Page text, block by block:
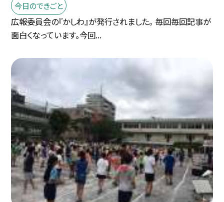
今日のできごと
広報委員会の『かしわ』が発行されました。 毎回毎回記事が
面白くなっています。今回...